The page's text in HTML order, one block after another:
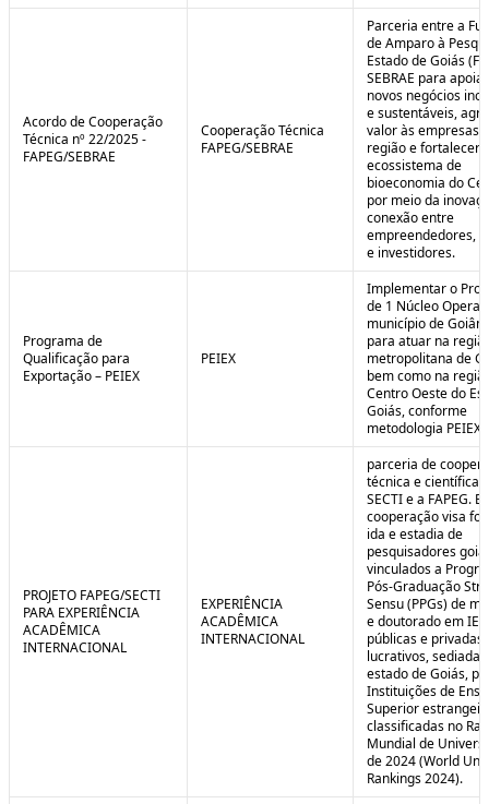
Acordo de Cooperação
Técnica nº 22/2025 -
FAPEG/SEBRAE
Cooperação Técnica
FAPEG/SEBRAE
Parceria entre a
de Amparo à
Estado de Goiás
SEBRAE para
novos negócios
e sustentáveis,
valor às empresas
região e fortalecer
ecossistema de
bioeconomia do
por meio da
conexão entre
empreendedores,
e investidores.
Programa de
Qualificação para
Exportação – PEIEX
PEIEX
Implementar o
de 1 Núcleo
município de
para atuar na
metropolitana de
bem como na
Centro Oeste do
Goiás, conforme
metodologia PEIEX.
PROJETO FAPEG/SECTI
PARA EXPERIÊNCIA
ACADÊMICA
INTERNACIONAL
EXPERIÊNCIA
ACADÊMICA
INTERNACIONAL
parceria de
técnica e científica
SECTI e a FAPEG.
cooperação visa
ida e estadia de
pesquisadores
vinculados a
Pós-Graduação
Sensu (PPGs) de
e doutorado em IES
públicas e privadas
lucrativos,
estado de Goiás,
Instituições de
Superior
classificadas no
Mundial de
de 2024 (World
Rankings 2024).